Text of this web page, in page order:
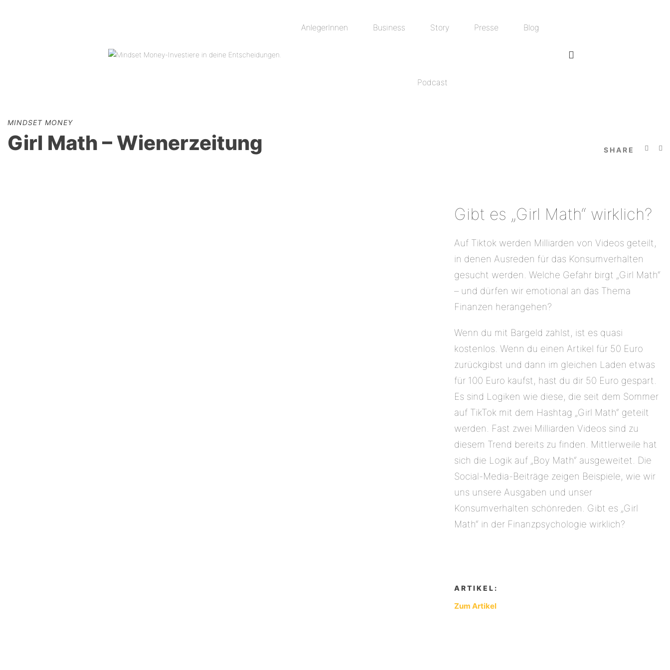
AnlegerInnen Business Story Presse Blog
Podcast
MINDSET MONEY
Girl Math – Wienerzeitung SHARE
Gibt es „Girl Math“ wirklich?
Auf Tiktok werden Milliarden von Videos geteilt,
in denen Ausreden für das Konsumverhalten
gesucht werden. Welche Gefahr birgt „Girl Math“
– und dürfen wir emotional an das Thema
Finanzen herangehen?
Wenn du mit Bargeld zahlst, ist es quasi
kostenlos. Wenn du einen Artikel für 50 Euro
zurückgibst und dann im gleichen Laden etwas
für 100 Euro kaufst, hast du dir 50 Euro gespart.
Es sind Logiken wie diese, die seit dem Sommer
auf TikTok mit dem Hashtag „Girl Math“ geteilt
werden. Fast zwei Milliarden Videos sind zu
diesem Trend bereits zu finden. Mittlerweile hat
sich die Logik auf „Boy Math“ ausgeweitet. Die
Social-Media-Beiträge zeigen Beispiele, wie wir
uns unsere Ausgaben und unser
Konsumverhalten schönreden. Gibt es „Girl
Math“ in der Finanzpsychologie wirklich?
ARTIKEL:
Zum Artikel
RECHT & ORDNUNG
Disclaimer
AGB